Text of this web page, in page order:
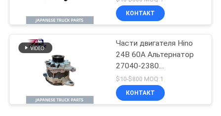
японских грузовиков
Для деталей
КОНТАКТ
Части двигателя Hino
24В 60А Альтернатор
27040-2380
02011720510
270402380
Использование для
$10-$800 MOQ:1
КОНТАКТ